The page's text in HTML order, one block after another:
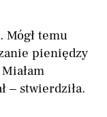
Mógł temu
pieniędzy
– stwierdziła.